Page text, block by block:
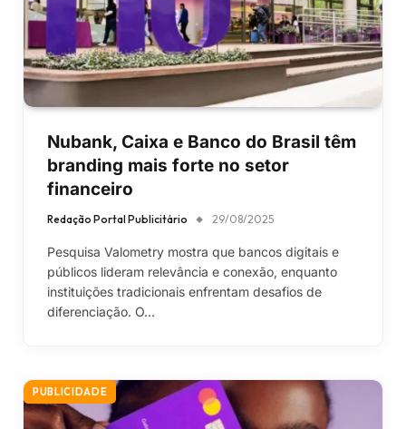
Nubank, Caixa e Banco do Brasil têm
branding mais forte no setor
financeiro
Redação Portal Publicitário 29/08/2025
Pesquisa Valometry mostra que bancos digitais e
públicos lideram relevância e conexão, enquanto
instituições tradicionais enfrentam desafios de
diferenciação. O…
PUBLICIDADE